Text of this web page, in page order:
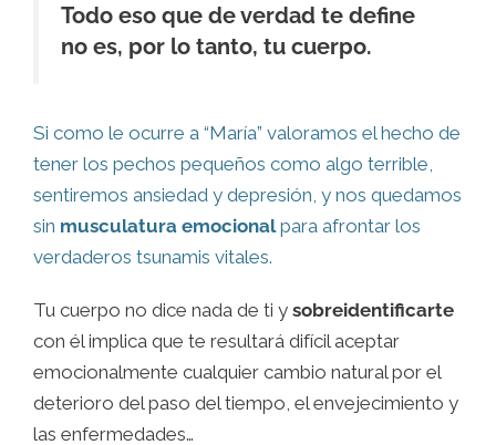
Todo eso que de verdad te define
no es, por lo tanto, tu cuerpo.
Si como le ocurre a “María” valoramos el hecho de
tener los pechos pequeños como algo terrible,
sentiremos ansiedad y depresión, y nos quedamos
sin musculatura emocionalpara afrontar los
verdaderos tsunamis vitales.
Tu cuerpo no dice nada de ti y sobreidentificarte
con él implica que te resultará difícil aceptar
emocionalmente cualquier cambio natural por el
deterioro del paso del tiempo, el envejecimiento y
las enfermedades…